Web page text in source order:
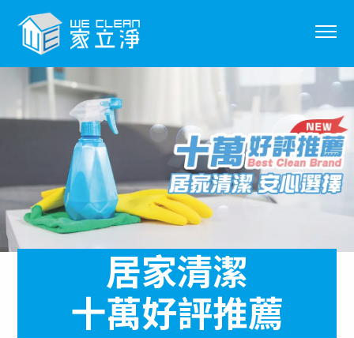
關於我們
服務項目
服務流程
客戶好評
Q&A
居家清潔
十萬好評推薦